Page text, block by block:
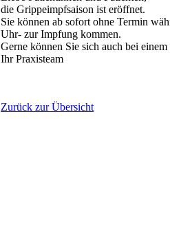
die Grippeimpfsaison ist eröffnet.
Sie können ab sofort ohne Termin
Uhr- zur Impfung kommen.
Gerne können Sie sich auch bei
Ihr Praxisteam
Zurück zur Übersicht